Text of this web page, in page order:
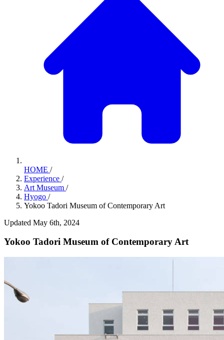
HOME /
Experience /
Art Museum /
Hyogo /
Yokoo Tadori Museum of Contemporary Art
Updated May 6th, 2024
Yokoo Tadori Museum of Contemporary Art